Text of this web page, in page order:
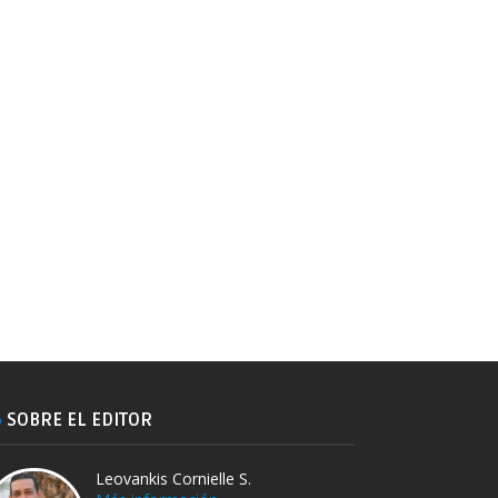
SOBRE EL EDITOR
Leovankis Cornielle S.